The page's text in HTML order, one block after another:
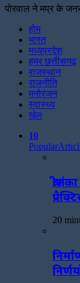
for
पोरवाल ने मप्र के
होम
भारत
मध्यप्रदेश
हमर छत्तीसगढ़
राजस्थान
राजनीति
मनोरंजन
स्वास्थ्य
खेल
10
Popular
20